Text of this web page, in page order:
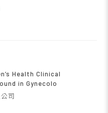
Health Clinical
in Gynecolo
司